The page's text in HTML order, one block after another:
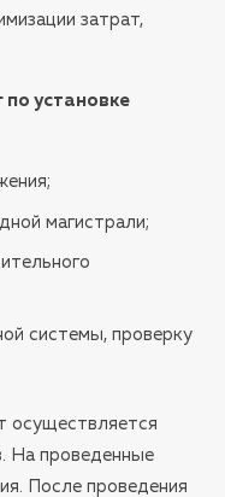
затрат,
по установке
магистрали;
системы, проверку
осуществляется
На проведенные
После проведения